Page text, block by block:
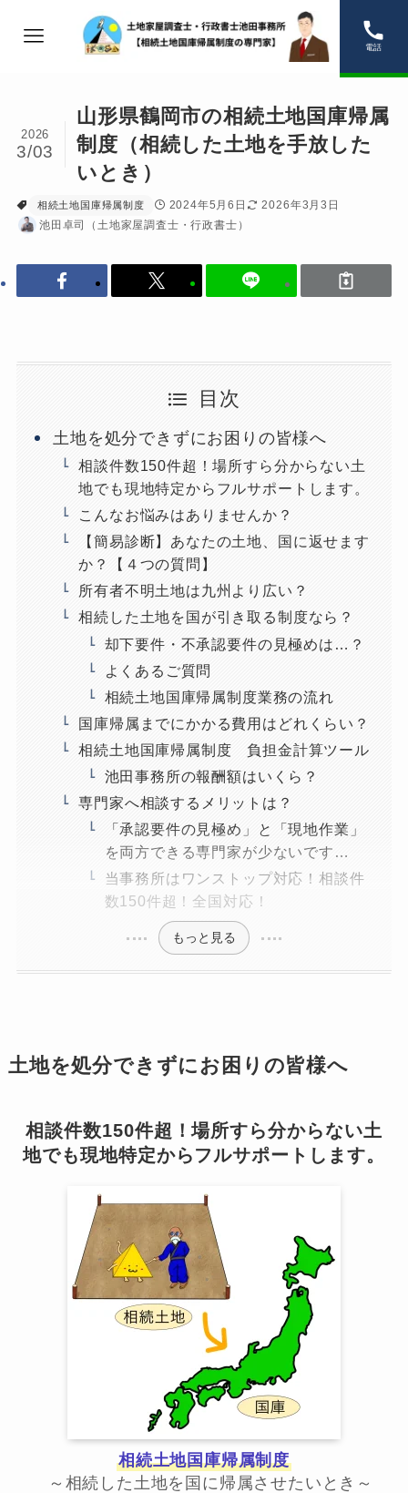
電話
山形県鶴岡市の相続土地国庫帰属
制度（相続した土地を手放した
いとき）
2026
3/03
相続土地国庫帰属制度 2024年5月6日
2026年3月3日
池田卓司（土地家屋調査士・行政書士）
目次
土地を処分できずにお困りの皆様へ
相談件数150件超！場所すら分からない土
地でも現地特定からフルサポートします。
こんなお悩みはありませんか？
【簡易診断】あなたの土地、国に返せます
か？【４つの質問】
所有者不明土地は九州より広い？
相続した土地を国が引き取る制度なら？
却下要件・不承認要件の見極めは…？
よくあるご質問
相続土地国庫帰属制度業務の流れ
国庫帰属までにかかる費用はどれくらい？
相続土地国庫帰属制度 負担金計算ツール
池田事務所の報酬額はいくら？
専門家へ相談するメリットは？
「承認要件の見極め」と「現地作業」
を両方できる専門家が少ないです…
当事務所はワンストップ対応！相談件
数150件超！全国対応！
もっと見る
土地を処分できずにお困りの皆様へ
相談件数150件超！場所すら分からない土
地でも現地特定からフルサポートします。
相続土地国庫帰属制度
～相続した土地を国に帰属させたいとき～